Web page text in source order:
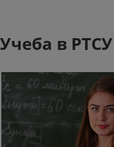
Учеба в РТСУ